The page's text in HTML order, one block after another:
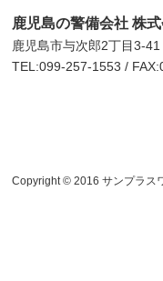
鹿児島の警備会社 株
鹿児島市与次郎2丁目3-41
TEL:099-257-1553 /
Copyright © 2016サンプラス